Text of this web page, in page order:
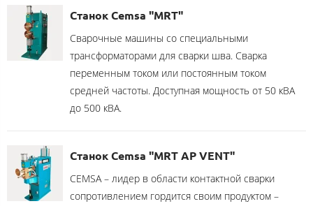
Станок Cemsa "MRT"
Сварочные машины со специальными
трансформаторами для сварки шва. Сварка
переменным током или постоянным током
средней частоты. Доступная мощность от 50 кВА
до 500 кВА.
Станок Cemsa "MRT AP VENT"
CEMSA – лидер в области контактной сварки
сопротивлением гордится своим продуктом –